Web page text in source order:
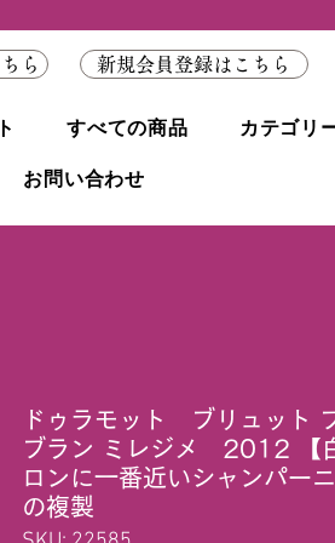
ら 新規会員登録はこちら
すべての商品 カテゴリ
お問い合わせ
ドゥラモット ブリュット
ブラン ミレジメ 2012 【
ロンに一番近いシャンパー
の複製